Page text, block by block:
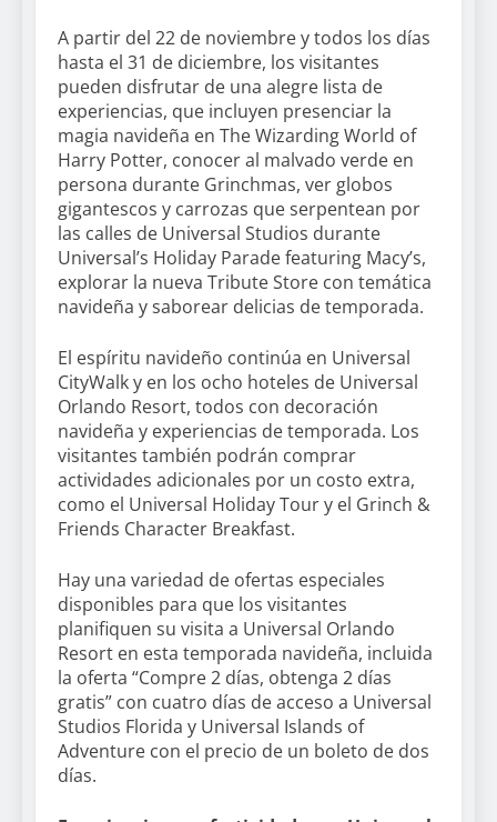
A partir del 22 de noviembre y todos los días
hasta el 31 de diciembre, los visitantes
pueden disfrutar de una alegre lista de
experiencias, que incluyen presenciar la
magia navideña en The Wizarding World of
Harry Potter, conocer al malvado verde en
persona durante Grinchmas, ver globos
gigantescos y carrozas que serpentean por
las calles de Universal Studios durante
Universal’s Holiday Parade featuring Macy’s,
explorar la nueva Tribute Store con temática
navideña y saborear delicias de temporada.
El espíritu navideño continúa en Universal
CityWalk y en los ocho hoteles de Universal
Orlando Resort, todos con decoración
navideña y experiencias de temporada. Los
visitantes también podrán comprar
actividades adicionales por un costo extra,
como el Universal Holiday Tour y el Grinch &
Friends Character Breakfast.
Hay una variedad de ofertas especiales
disponibles para que los visitantes
planifiquen su visita a Universal Orlando
Resort en esta temporada navideña, incluida
la oferta “Compre 2 días, obtenga 2 días
gratis” con cuatro días de acceso a Universal
Studios Florida y Universal Islands of
Adventure con el precio de un boleto de dos
días.